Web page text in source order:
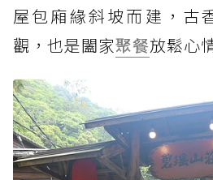
屋包廂緣斜坡而建，古
觀，也是闔家聚餐放鬆心